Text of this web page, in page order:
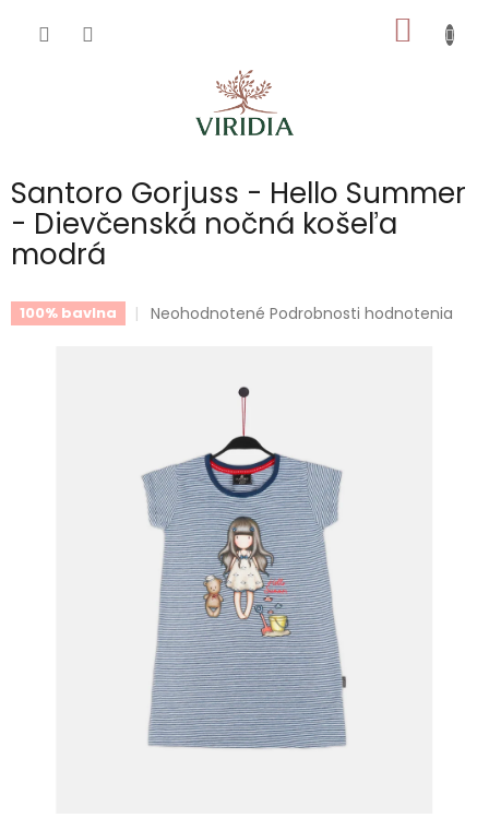
KOŠÍK
Santoro Gorjuss - Hello Summer
- Dievčenská nočná košeľa
modrá
100% bavlna
Priemerné
hviezdičiek.
Neohodnotené Podrobnosti hodnotenia